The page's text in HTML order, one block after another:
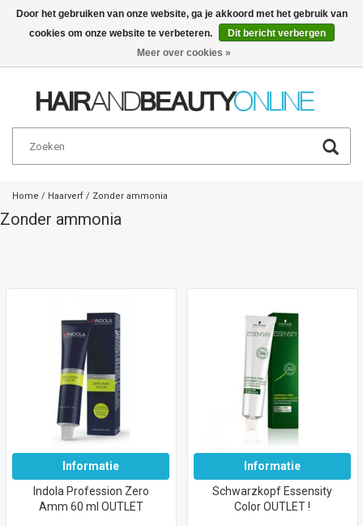
Nederlands €
Home / Haarverf / Zonder ammonia
Zonder ammonia
Informatie
Indola Profession Zero
Amm 60 ml OUTLET
Informatie
Schwarzkopf Essensity
Color OUTLET !
Door het gebruiken van onze website, ga je akkoord met het gebruik van
cookies om onze website te verbeteren.
Dit bericht verbergen
Meer over cookies »